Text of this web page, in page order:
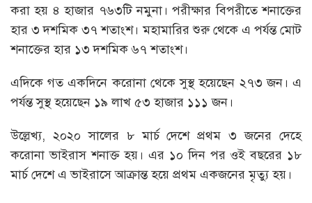
করা হয় ৪ হাজার ৭৬৩টি নমুনা। পরীক্ষার বিপরীতে শনাক্তের
হার ৩ দশমিক ৩৭ শতাংশ। মহামারির শুরু থেকে এ পর্যন্ত মোট
শনাক্তের হার ১৩ দশমিক ৬৭ শতাংশ।
এদিকে গত একদিনে করোনা থেকে সুস্থ হয়েছেন ২৭৩ জন। এ
পর্যন্ত সুস্থ হয়েছেন ১৯ লাখ ৫৩ হাজার ১১১ জন।
উল্লেখ্য, ২০২০ সালের ৮ মার্চ দেশে প্রথম ৩ জনের দেহে
করোনা ভাইরাস শনাক্ত হয়। এর ১০ দিন পর ওই বছরের ১৮
মার্চ দেশে এ ভাইরাসে আক্রান্ত হয়ে প্রথম একজনের মৃত্যু হয়।